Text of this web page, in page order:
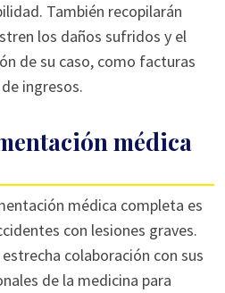
También recopilarán
los daños sufridos y el
de su caso, como facturas
ingresos.
médica
médica completa es
con lesiones graves.
colaboración con sus
de la medicina para